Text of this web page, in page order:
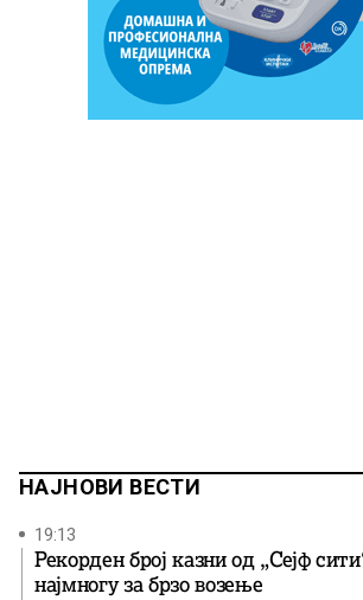
НАЈНОВИ ВЕСТИ
19:13
Рекорден број казни од „Сејф
најмногу за брзо возење